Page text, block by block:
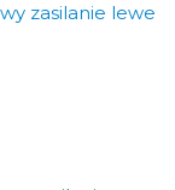
zasilanie lewe